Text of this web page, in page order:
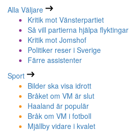
Alla Väljare
Kritik mot Vänsterpartiet
Så vill partierna hjälpa flyktingar
Kritik mot Jomshof
Politiker reser i Sverige
Färre assistenter
Sport
Bilder ska visa idrott
Bråket om VM är slut
Haaland är populär
Bråk om VM i fotboll
Mjällby vidare i kvalet